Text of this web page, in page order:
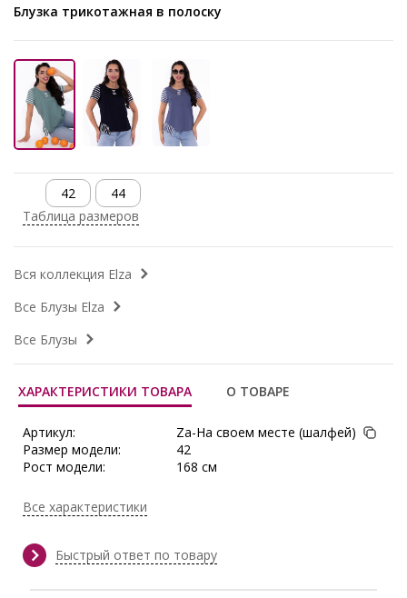
Блузка трикотажная в полоску
42
44
Таблица размеров
Вся коллекция Elza
Все Блузы Elza
Все Блузы
ХАРАКТЕРИСТИКИ ТОВАРА О ТОВАРЕ
Артикул:
Za-На своем месте (шалфей)
Размер модели:
42
Рост модели:
168 см
Тип ткани:
60 см
Сезон:
Зима, Круглогодичный, Лето,
Все характеристики
Быстрый ответ по товару